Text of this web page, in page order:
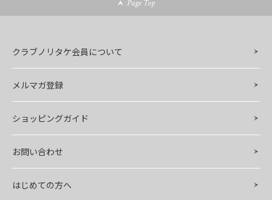
Page Top
クラブノリタケ会員について
メルマガ登録
ショッピングガイド
お問い合わせ
はじめての方へ